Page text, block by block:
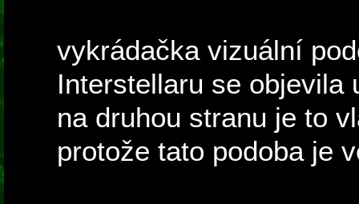
vykrádačka vizuální
Interstellaru se
na druhou stranu je to
protože tato podoba je